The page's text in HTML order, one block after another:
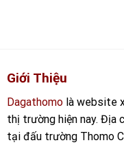
Giới Thiệu
Dagathomo là website
thị trường hiện nay. Địa
tại đấu trường Thomo